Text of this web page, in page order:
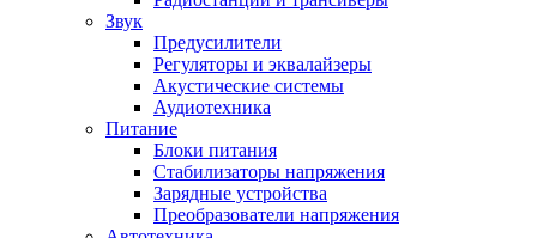
Звук
Предусилители
Регуляторы и эквалайзеры
Акустические системы
Аудиотехника
Питание
Блоки питания
Стабилизаторы напряжения
Зарядные устройства
Преобразователи напряжения